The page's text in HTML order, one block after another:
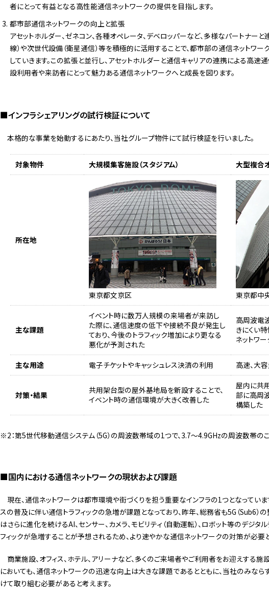
者にとって有益となる高性能通信ネットワークの提供を目指します。
都市部通信ネットワークの向上と拡張
アセットホルダー、ゼネコン、各種オペレータ、デベロッパーなど、多様なパートナー
線）や次世代設備（衛星通信）等を積極的に活用することで、都市部の通信ネットワー
していきます。この拡張と並行し、アセットホルダーと通信キャリアの連携による高速
設利用者や来訪者にとって魅力ある通信ネットワークへと成長を図ります。
■インフラシェアリングの試行検証について
本格的な事業を始動するにあたり、当社グループ物件にて試行検証を行いました。
対象物件 大規模集客施設（スタジアム） 大型複合
所在地
東京都文京区 東京都中
主な課題
イベント時に数万人規模の来場者が来訪し
た際に、通信速度の低下や接続不良が発生し
ており、今後のトラフィック増加により更なる
悪化が予測された
高周波電
きにくい
ネットワ
主な用途 電子チケットやキャッシュレス決済の利用 高速、大
対策・結果
共用架台型の屋外基地局を新設することで、
イベント時の通信環境が大きく改善した
屋内に共
部に高周
構築した
2：第5世代移動通信システム（5G）の周波数帯域の1つで、3.7～4.9GHzの周波数帯の
■国内における通信ネットワークの現状および課題
現在、通信ネットワークは都市環境や街づくりを担う重要なインフラの1つとなってい
スの普及に伴い通信トラフィックの急増が課題となっており、昨年、総務省も5G（Sub6）
はさらに進化を続けるAI、センサー、カメラ、モビリティ（自動運転）、ロボット等のデジタ
フィックが急増することが予想されるため、より速やかな通信ネットワークの対策が必要
商業施設、オフィス、ホテル、アリーナなど、多くのご来場者やご利用者をお迎えする
においても、通信ネットワークの迅速な向上は大きな課題であるとともに、当社のみな
けて取り組む必要があると考えます。